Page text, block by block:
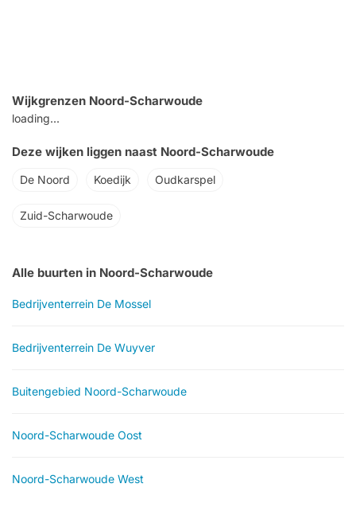
Wijkgrenzen Noord-Scharwoude
loading...
Deze wijken liggen naast Noord-Scharwoude
De Noord Koedijk Oudkarspel
Zuid-Scharwoude
Alle buurten in Noord-Scharwoude
Bedrijventerrein De Mossel
Bedrijventerrein De Wuyver
Buitengebied Noord-Scharwoude
Noord-Scharwoude Oost
Noord-Scharwoude West